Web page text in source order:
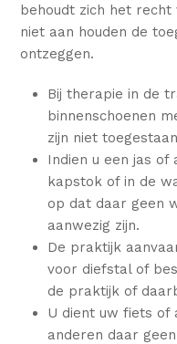
behoudt zich het recht
niet aan houden de
ontzeggen.
Bij therapie in de
binnenschoenen
zijn niet
Indien u een jas of
kapstok of in de
op dat daar geen
aanwezig zijn.
De praktijk
voor diefstal of
de praktijk of
U dient uw fiets of
anderen daar